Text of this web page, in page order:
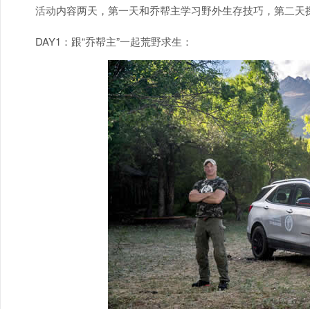
活动内容两天，第一天和乔帮主学习野外生存技巧，第二
DAY1：跟“乔帮主”一起荒野求生：